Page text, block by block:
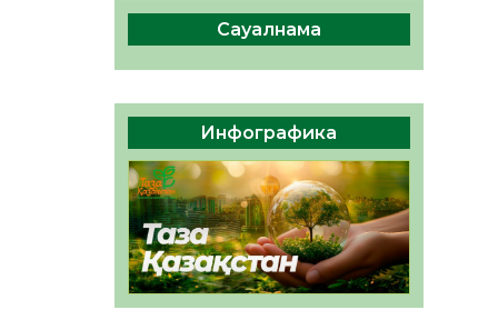
беруге дайын
ӘРБІР ДАУЫС – ҚОҒАМ
ДАМУЫНА ҚОСЫЛҒАН
ҮЛЕС
05.08.2026
39 0
Сауалнама
Инфографика